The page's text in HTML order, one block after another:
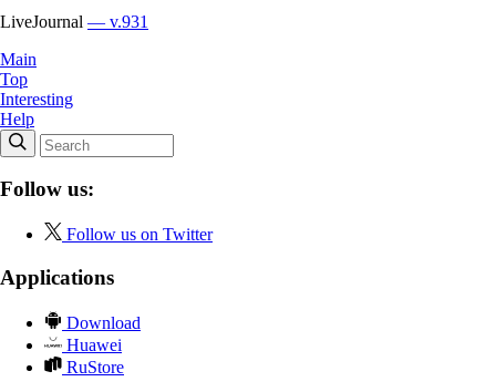
LiveJournal — v.931
Main
Top
Interesting
Help
Follow us:
Follow us on Twitter
Applications
Download
Huawei
RuStore